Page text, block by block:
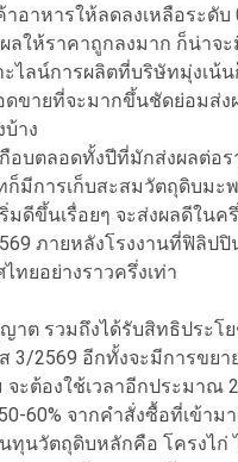
าหารให้ลดลงเหลือระดับ
ลให้ราคาถูกลงมาก ก็น่าจ
ไลน์การผลิตที่บริษัทมุ่งเน้น
ดขายที่จะมากขึ้นชัดย่อมส่ง
าง
บตลอดทั้งปีที่มักส่งผลต่อร
ก็มีการเก็บสะสมวัตถุดิบมะ
ดีขึ้นเรื่อยๆ จะส่งผลดีในค
ภายหลังโรงงานที่ฟิลิปปิ
ทยอย่างราวครึ่งเท่า
าต รวมถึงได้รับสิทธิประโ
3/2569 อีกทั้งจะมีการขย
จะต้องใช้เวลาอีกประมาณ
60% จากคำสั่งซื้อที่เข้าม
ทุนวัตถุดิบหลักคือ โครงไก่